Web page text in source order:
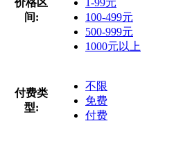
间:
100-499元
500-999元
1000元以上
付费类
型:
不限
免费
付费